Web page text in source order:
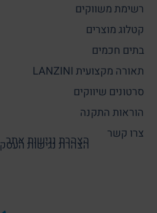
רשימת משווקים
קטלוג מוצרים
בתים חכמים
תאורה מקצועית LANZINI
סרטונים שיווקים
הוראות התקנה
צרו קשר
הצהרת נגישות אתר
הצהרת נגישות העסק